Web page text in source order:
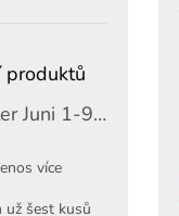
produktů
Organizér Sortmaster Juni 1-97-483
hvězdiček.
více
už šest kusů